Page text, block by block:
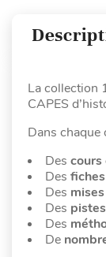
La collection
CAPES
Dans chaque
Des cours
Des
Des
Des
Des
De